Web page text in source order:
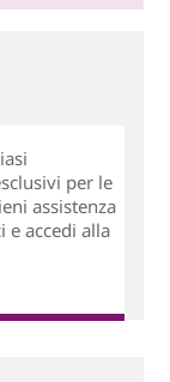
per le
assistenza
e accedi alla